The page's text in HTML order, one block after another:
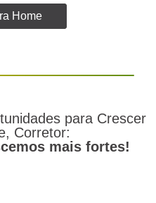
Home
para Crescer
Corretor:
mais fortes!